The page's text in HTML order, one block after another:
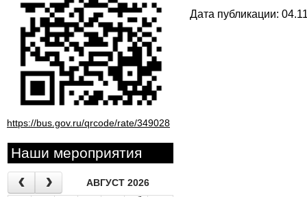
https://bus.gov.ru/qrcode/rate/349028
Наши мероприятия
АВГУСТ 2026
Дата публикации: